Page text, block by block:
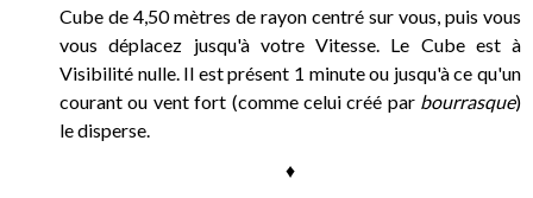
Cube de 4,50 mètres de rayon centré sur vous, puis vous
vous déplacez jusqu'à votre Vitesse. Le Cube est à
Visibilité nulle. Il est présent 1 minute ou jusqu'à ce qu'un
courant ou vent fort (comme celui créé par bourrasque)
le disperse.
♦